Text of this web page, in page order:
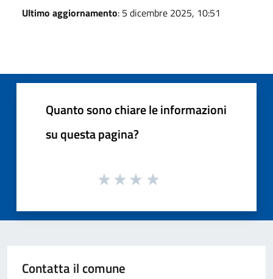
Ultimo aggiornamento: 5 dicembre 2025, 10:51
Quanto sono chiare le informazioni
su questa pagina?
Contatta il comune